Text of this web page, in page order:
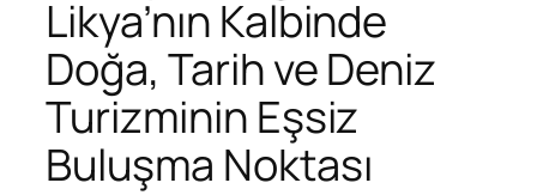
Likya’nın Kalbinde
Doğa, Tarih ve Deniz
Turizminin Eşsiz
Buluşma Noktası